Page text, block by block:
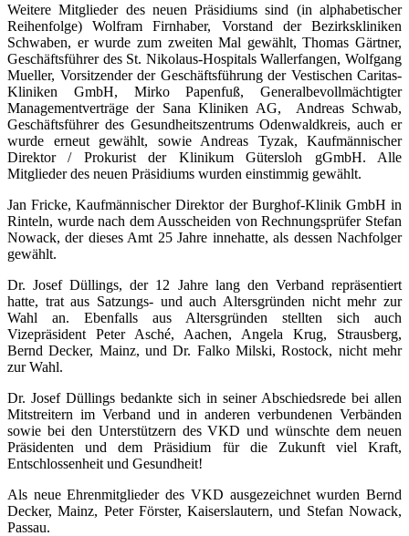
Weitere Mitglieder des neuen Präsidiums sind (in alphabetischer
Reihenfolge) Wolfram Firnhaber, Vorstand der Bezirkskliniken
Schwaben, er wurde zum zweiten Mal gewählt, Thomas Gärtner,
Geschäftsführer des St. Nikolaus-Hospitals Wallerfangen, Wolfgang
Mueller, Vorsitzender der Geschäftsführung der Vestischen Caritas-
Kliniken GmbH, Mirko Papenfuß, Generalbevollmächtigter
Managementverträge der Sana Kliniken AG, Andreas Schwab,
Geschäftsführer des Gesundheitszentrums Odenwaldkreis, auch er
wurde erneut gewählt, sowie Andreas Tyzak, Kaufmännischer
Direktor / Prokurist der Klinikum Gütersloh gGmbH. Alle
Mitglieder des neuen Präsidiums wurden einstimmig gewählt.
Jan Fricke, Kaufmännischer Direktor der Burghof-Klinik GmbH in
Rinteln, wurde nach dem Ausscheiden von Rechnungsprüfer Stefan
Nowack, der dieses Amt 25 Jahre innehatte, als dessen Nachfolger
gewählt.
Dr. Josef Düllings, der 12 Jahre lang den Verband repräsentiert
hatte, trat aus Satzungs- und auch Altersgründen nicht mehr zur
Wahl an. Ebenfalls aus Altersgründen stellten sich auch
Vizepräsident Peter Asché, Aachen, Angela Krug, Strausberg,
Bernd Decker, Mainz, und Dr. Falko Milski, Rostock, nicht mehr
zur Wahl.
Dr. Josef Düllings bedankte sich in seiner Abschiedsrede bei allen
Mitstreitern im Verband und in anderen verbundenen Verbänden
sowie bei den Unterstützern des VKD und wünschte dem neuen
Präsidenten und dem Präsidium für die Zukunft viel Kraft,
Entschlossenheit und Gesundheit!
Als neue Ehrenmitglieder des VKD ausgezeichnet wurden Bernd
Decker, Mainz, Peter Förster, Kaiserslautern, und Stefan Nowack,
Passau.